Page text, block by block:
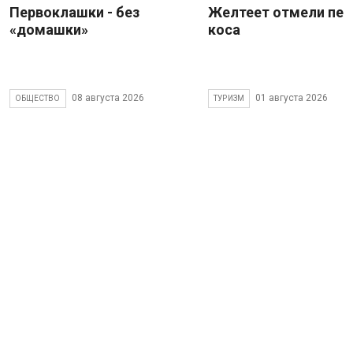
Первоклашки - без
«домашки»
ОБЩЕСТВО 08 августа 2026
Желтеет отмели
коса
ТУРИЗМ 01 августа 2026